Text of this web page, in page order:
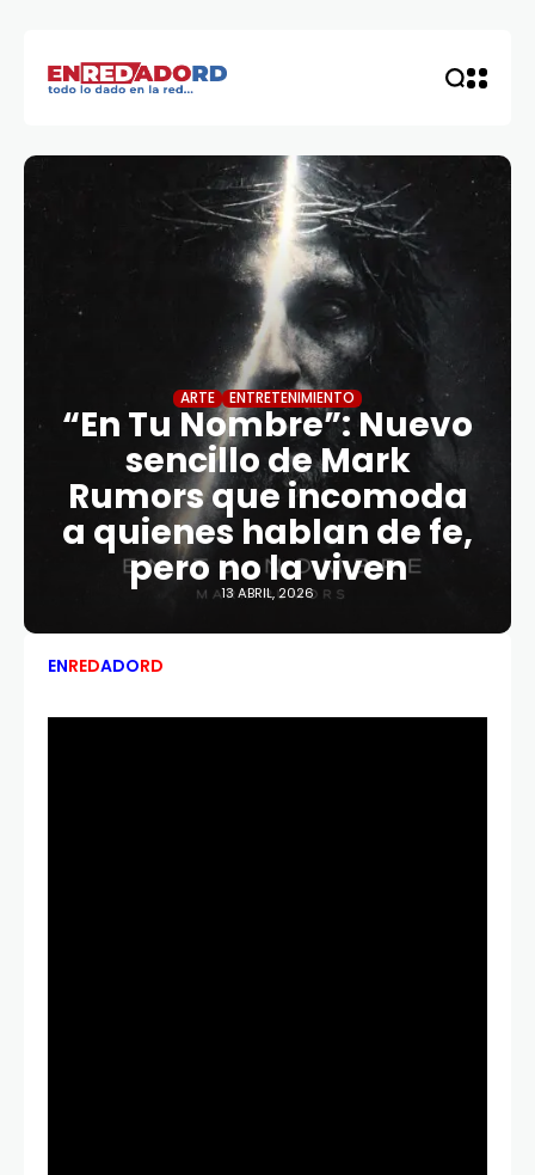
ARTE ENTRETENIMIENTO
“En Tu Nombre”: Nuevo
sencillo de Mark
Rumors que incomoda
a quienes hablan de fe,
pero no la viven
13 ABRIL, 2026
ENREDADORD